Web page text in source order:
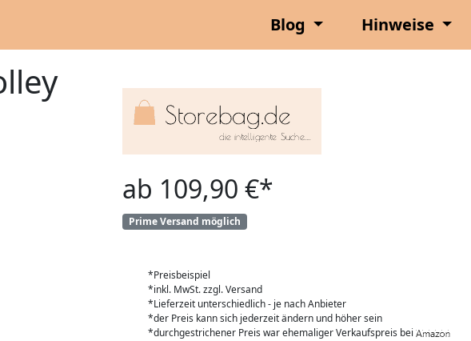
Blog Hinweise
ab 109,90 €*
Prime Versand möglich
*Preisbeispiel
*inkl. MwSt. zzgl. Versand
*Lieferzeit unterschiedlich - je nach Anbieter
*der Preis kann sich jederzeit ändern und höher sein
*durchgestrichener Preis war ehemaliger Verkaufspreis bei